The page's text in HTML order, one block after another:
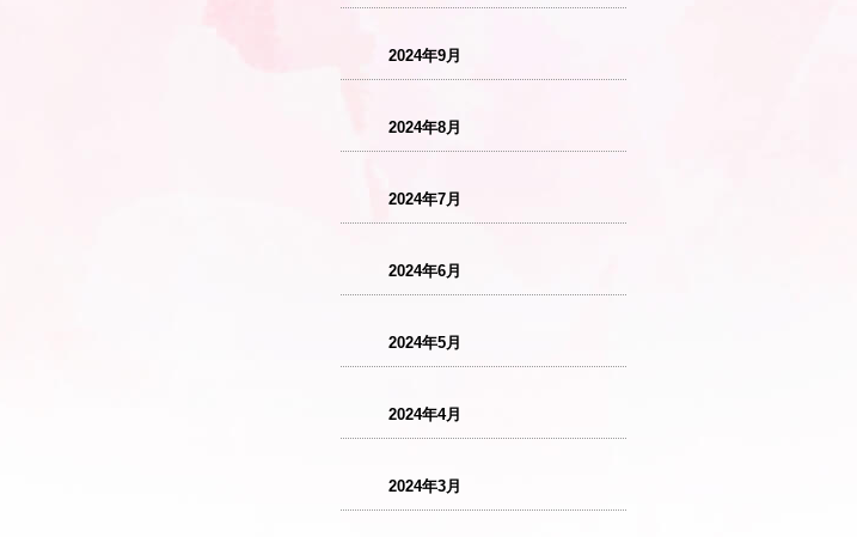
2024年9月
2024年8月
2024年7月
2024年6月
2024年5月
2024年4月
2024年3月